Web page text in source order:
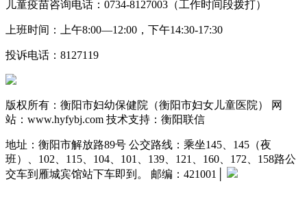
儿童疫苗咨询电话：0734-8127003（工作时间段拨打）
上班时间：上午8:00—12:00，下午14:30-17:30
投诉电话：8127119
版权所有：衡阳市妇幼保健院（衡阳市妇女儿童医院） 网
站：www.hyfybj.com 技术支持：衡阳联信
地址：衡阳市解放路89号 公交路线：乘坐145、145（夜
班）、102、115、104、101、139、121、160、172、158路公
交车到雁城宾馆站下车即到。 邮编：421001